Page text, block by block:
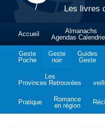
Les livres
Accueil
Almanachs
Agendas
Geste
Poche
Geste
noir
Guides
Geste
Les
Provinces Retrouvées
Pratique
Romance
en région